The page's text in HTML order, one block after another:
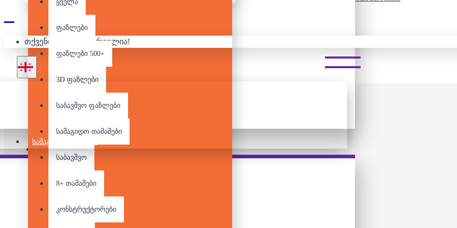
ᲡᲐᲛᲐᲒᲘᲓᲝ ᲗᲐᲛᲐᲨᲔᲑᲘ
ყველა
ფაზლები
ფაზლები 500+
3D ფაზლები
საბავშვო ფაზლები
სამაგიდო თამაშები
საბავშვო
8+ თამაშები
კონსტრუქტორები
თქვენი კალათა ცარიელია! ᲡᲢᲐᲓᲘᲝᲜᲘᲡ 3D ᲤᲐᲖᲚᲘ - PARC DES
Pair it With People Also Bought